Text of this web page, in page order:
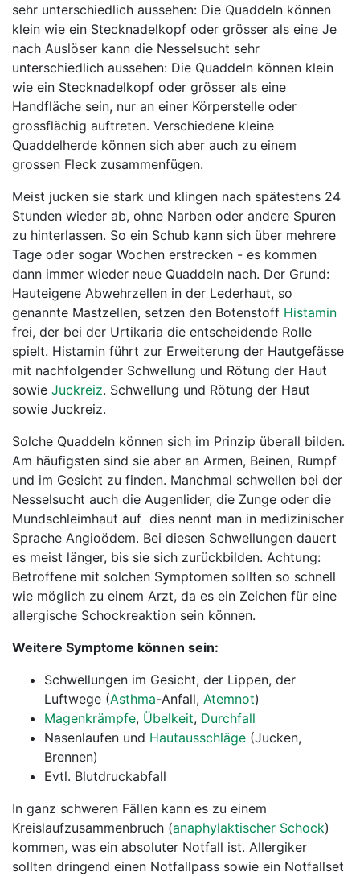
sehr unterschiedlich aussehen: Die Quaddeln können
klein wie ein Stecknadelkopf oder grösser als eine Je
nach Auslöser kann die Nesselsucht sehr
unterschiedlich aussehen: Die Quaddeln können klein
wie ein Stecknadelkopf oder grösser als eine
Handfläche sein, nur an einer Körperstelle oder
grossflächig auftreten. Verschiedene kleine
Quaddelherde können sich aber auch zu einem
grossen Fleck zusammenfügen.
Meist jucken sie stark und klingen nach spätestens 24
Stunden wieder ab, ohne Narben oder andere Spuren
zu hinterlassen. So ein Schub kann sich über mehrere
Tage oder sogar Wochen erstrecken - es kommen
dann immer wieder neue Quaddeln nach. Der Grund:
Hauteigene Abwehrzellen in der Lederhaut, so
genannte Mastzellen, setzen den Botenstoff Histamin
frei, der bei der Urtikaria die entscheidende Rolle
spielt. Histamin führt zur Erweiterung der Hautgefässe
mit nachfolgender Schwellung und Rötung der Haut
sowie Juckreiz. Schwellung und Rötung der Haut
sowie Juckreiz.
Solche Quaddeln können sich im Prinzip überall bilden.
Am häufigsten sind sie aber an Armen, Beinen, Rumpf
und im Gesicht zu finden. Manchmal schwellen bei der
Nesselsucht auch die Augenlider, die Zunge oder die
Mundschleimhaut auf  dies nennt man in medizinischer
Sprache Angioödem. Bei diesen Schwellungen dauert
es meist länger, bis sie sich zurückbilden. Achtung:
Betroffene mit solchen Symptomen sollten so schnell
wie möglich zu einem Arzt, da es ein Zeichen für eine
allergische Schockreaktion sein können.
Weitere Symptome können sein:
Schwellungen im Gesicht, der Lippen, der
Luftwege (Asthma-Anfall, Atemnot)
Magenkrämpfe, Übelkeit, Durchfall
Nasenlaufen und Hautausschläge (Jucken,
Brennen)
Evtl. Blutdruckabfall
In ganz schweren Fällen kann es zu einem
Kreislaufzusammenbruch (anaphylaktischer Schock)
kommen, was ein absoluter Notfall ist. Allergiker
sollten dringend einen Notfallpass sowie ein Notfallset